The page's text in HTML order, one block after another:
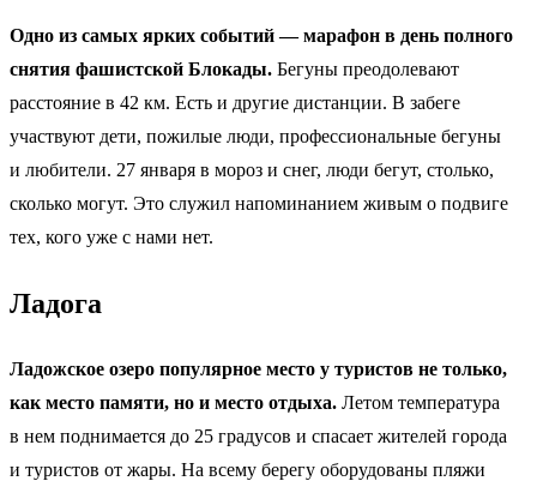
Одно из самых ярких событий — марафон в день полного
снятия фашистской Блокады. Бегуны преодолевают
расстояние в 42 км. Есть и другие дистанции. В забеге
участвуют дети, пожилые люди, профессиональные бегуны
и любители. 27 января в мороз и снег, люди бегут, столько,
сколько могут. Это служил напоминанием живым о подвиге
тех, кого уже с нами нет.
Ладога
Ладожское озеро популярное место у туристов не только,
как место памяти, но и место отдыха. Летом температура
в нем поднимается до 25 градусов и спасает жителей города
и туристов от жары. На всему берегу оборудованы пляжи